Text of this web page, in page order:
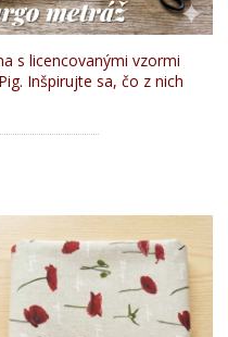
s licencovanými vzormi
Inšpirujte sa, čo z nich